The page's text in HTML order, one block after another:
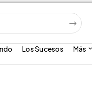
Los Sucesos Más